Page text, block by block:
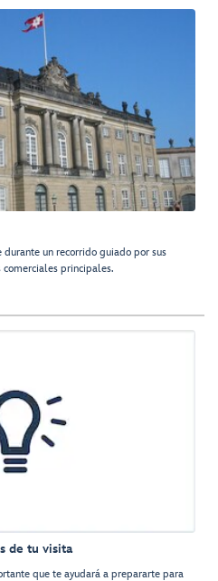
un recorrido guiado por sus
principales.
de tu visita
que te ayudará a prepararte para